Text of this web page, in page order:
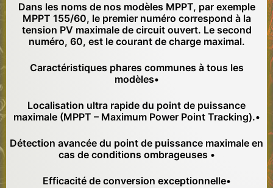
Dans les noms de nos modèles MPPT, par exemple
MPPT 155/60, le premier numéro correspond à la
tension PV maximale de circuit ouvert. Le second
numéro, 60, est le courant de charge maximal.
Caractéristiques phares communes à tous les
modèles•
Localisation ultra rapide du point de puissance
maximale (MPPT – Maximum Power Point Tracking).•
Détection avancée du point de puissance maximale en
cas de conditions ombrageuses •
Efficacité de conversion exceptionnelle•